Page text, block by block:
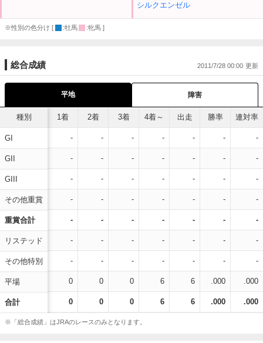
シルクエンゼル
※性別の色分け [ :牡馬 :牝馬 ]
総合成績 2011/7/28 00:00
平地 障害
種別
GI
GII
GIII
その他重賞
重賞合計
リステッド
その他特別
平場
合計
1着 2着 3着 4着～ 出走 勝率 連対率
- - - - - - -
- - - - - - -
- - - - - - -
- - - - - - -
- - - - - - -
- - - - - - -
- - - - - - -
0 0 0 6 6 .000 .000
0 0 0 6 6 .000 .000
※「総合成績」はJRAのレースのみとなります。